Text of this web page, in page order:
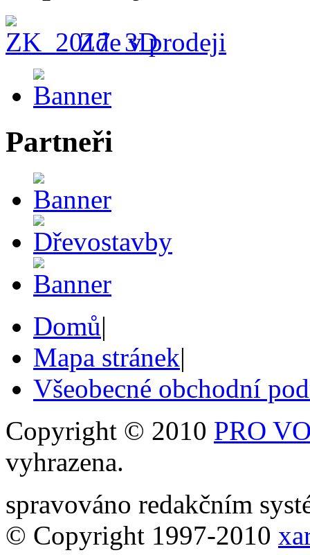
Zde v prodeji
Partneři
Domů|
Mapa stránek|
Všeobecné obchodní
Copyright © 2010 PRO
vyhrazena.
spravováno redakčním
© Copyright 1997-2010